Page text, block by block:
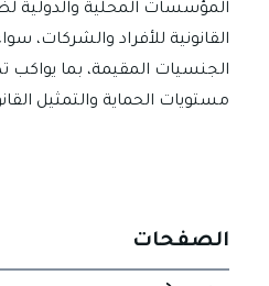
المؤسسات المحلية والدولية
القانونية للأفراد والشركات،
الجنسيات المقيمة، بما يواكب
مستويات الحماية والتمثيل
الصفحات